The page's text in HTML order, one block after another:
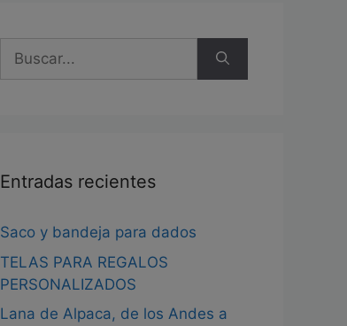
Buscar:
Entradas recientes
Saco y bandeja para dados
TELAS PARA REGALOS
PERSONALIZADOS
Lana de Alpaca, de los Andes a